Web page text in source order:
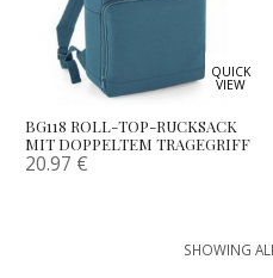
QUICK
VIEW
BG118 ROLL-TOP-RUCKSACK
MIT DOPPELTEM TRAGEGRIFF
20.97 €
SHOWING